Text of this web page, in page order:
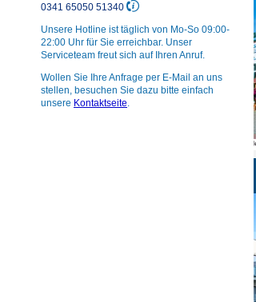
0341 65050 51340
Unsere Hotline ist täglich von Mo-So 09:00-
22:00 Uhr für Sie erreichbar. Unser
Serviceteam freut sich auf Ihren Anruf.
Wollen Sie Ihre Anfrage per E-Mail an uns
stellen, besuchen Sie dazu bitte einfach
unsere Kontaktseite.